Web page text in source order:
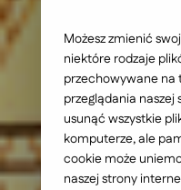
intranetowa
Możesz zmienić
niektóre rodzaje
przechowywane
przeglądania naszej
usunąć wszystkie
komputerze, ale
cookie może
naszej strony